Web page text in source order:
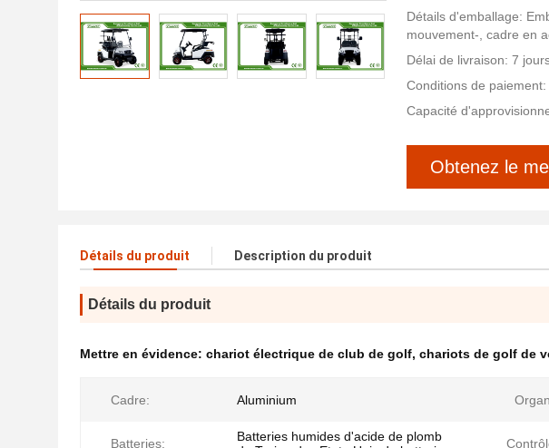
Détails d'emballage:
mouvement-, cadre en
Délai de livraison: 7
Conditions de
Capacité
Obtenez le
Détails du produit Description du produit
Détails du produit
Mettre en évidence: chariot électrique de club de golf, chariots de golf de
Cadre: Aluminium
Batteries:
Batteries humides d'acide de plomb